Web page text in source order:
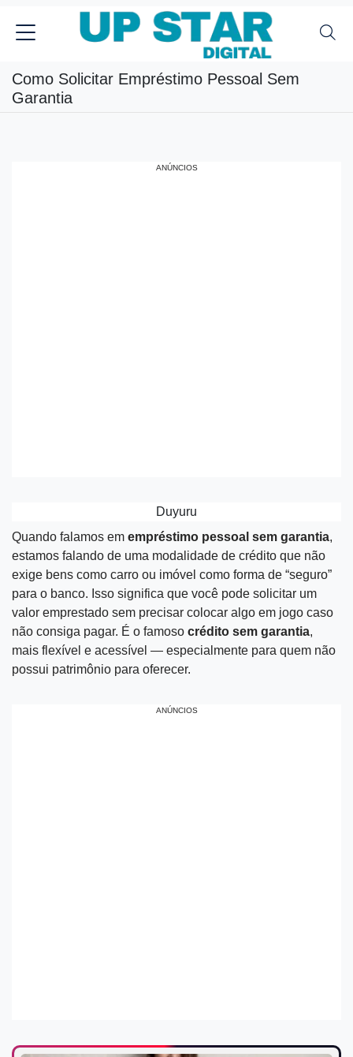
Como Solicitar Empréstimo Pessoal Sem
Garantia
ANÚNCIOS
Duyuru
Quando falamos em empréstimo pessoal sem garantia,
estamos falando de uma modalidade de crédito que não
exige bens como carro ou imóvel como forma de “seguro”
para o banco. Isso significa que você pode solicitar um
valor emprestado sem precisar colocar algo em jogo caso
não consiga pagar. É o famoso crédito sem garantia,
mais flexível e acessível — especialmente para quem não
possui patrimônio para oferecer.
ANÚNCIOS